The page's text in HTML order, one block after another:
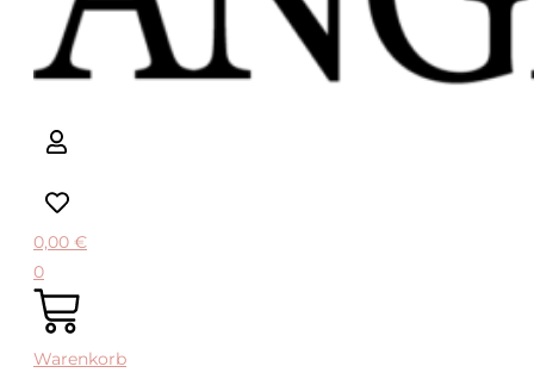
0,00 €
0
Warenkorb